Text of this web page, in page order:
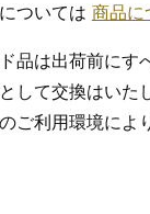
ついては 商品に
品は出荷前にす
して交換はいた
ご利用環境によ